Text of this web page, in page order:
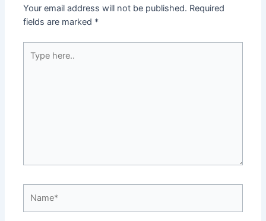
Your email address will not be published. Required
fields are marked *
here..